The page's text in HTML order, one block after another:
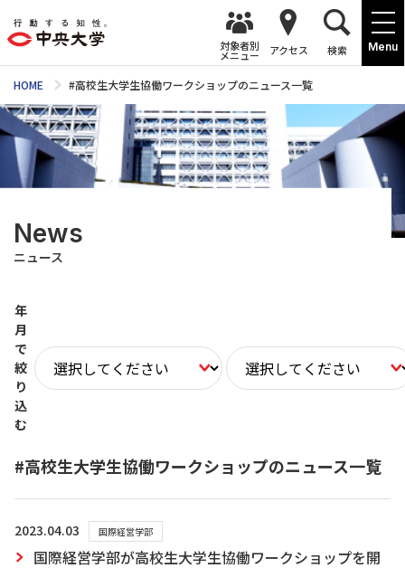
Menu
対象者別
メニュー アクセス 検索
HOME #高校生大学生協働ワークショップのニュース一覧
News
ニュース
年
月
で
絞
り
込
む
#高校生大学生協働ワークショップのニュース一覧
2023.04.03 国際経営学部
国際経営学部が高校生大学生協働ワークショップを開